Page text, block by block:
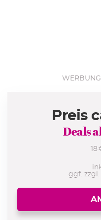
Preis
Deals
ggf. zzgl.